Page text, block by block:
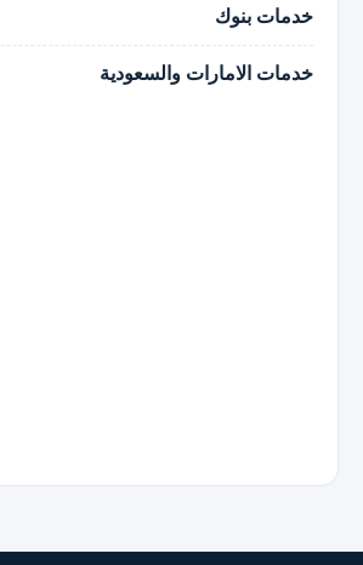
خدمات بنوك
خدمات الامارات والسعودية